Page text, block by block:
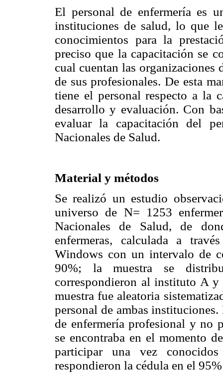
El personal de enfermería es
instituciones de salud, lo que
conocimientos para la
preciso que la capacitación se
cual cuentan las
de sus profesionales. De esta
tiene el personal respecto a la
desarrollo y evaluación. Con
evaluar la capacitación del
Nacionales de Salud.
Material y métodos
Se realizó un estudio
universo de N= 1253
Nacionales de Salud, de
enfermeras, calculada a
Windows con un intervalo de
90%; la muestra se
correspondieron al instituto A
muestra fue aleatoria
personal de ambas
de enfermería profesional y no
se encontraba en el momento
participar una vez
respondieron la cédula en el